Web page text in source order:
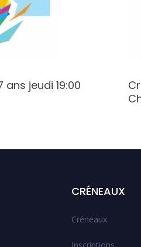
ans jeudi 19:00
CRÉNEAUX
Créneaux